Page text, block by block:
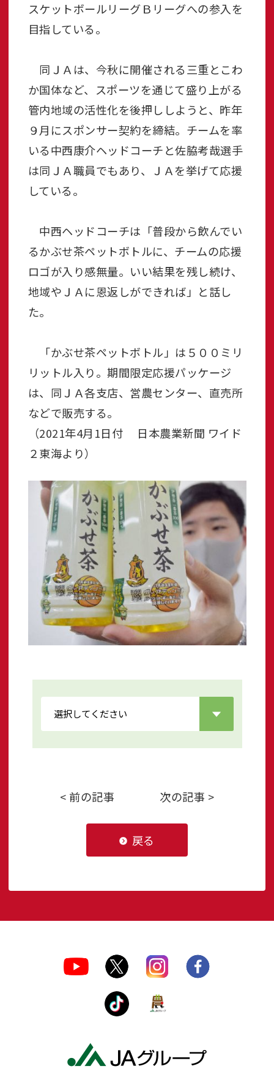
スケットボールリーグＢリーグへの参入を
目指している。
同ＪＡは、今秋に開催される三重とこわ
か国体など、スポーツを通じて盛り上がる
管内地域の活性化を後押ししようと、昨年
９月にスポンサー契約を締結。チームを率
いる中西康介ヘッドコーチと佐脇考哉選手
は同ＪＡ職員でもあり、ＪＡを挙げて応援
している。
中西ヘッドコーチは「普段から飲んでい
るかぶせ茶ペットボトルに、チームの応援
ロゴが入り感無量。いい結果を残し続け、
地域やＪＡに恩返しができれば」と話し
た。
「かぶせ茶ペットボトル」は５００ミリ
リットル入り。期間限定応援パッケージ
は、同ＪＡ各支店、営農センター、直売所
などで販売する。
（2021年4月1日付 日本農業新聞 ワイド
２東海より）
< 前の記事 次の記事 >
戻る